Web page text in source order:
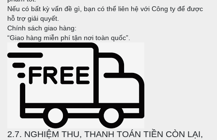
Nếu có bất kỳ vấn đề gì, bạn có thể liên hệ với Công ty để được
hỗ trợ giải quyết.
Chính sách giao hàng:
“Giao hàng miễn phí tận nơi toàn quốc”.
2.7. NGHIỆM THU, THANH TOÁN TIỀN CÒN LẠI,